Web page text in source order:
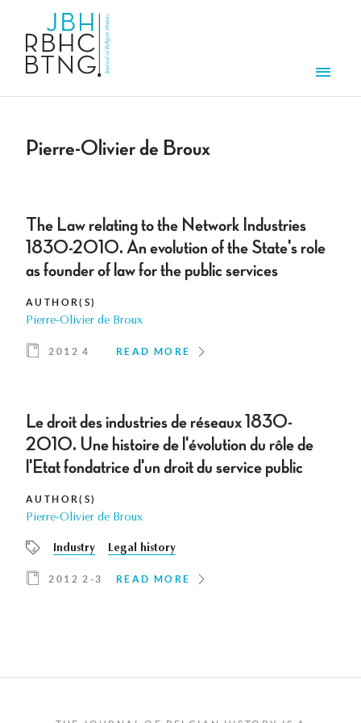
Pierre-Olivier de Broux
The Law relating to the Network Industries
1830-2010. An evolution of the State's role
as founder of law for the public services
AUTHOR(S)
Pierre-Olivier de Broux
2012 4 READ MORE
Le droit des industries de réseaux 1830-
2010. Une histoire de l'évolution du rôle de
l'Etat fondatrice d'un droit du service public
AUTHOR(S)
Pierre-Olivier de Broux
Industry Legal history
2012 2-3 READ MORE